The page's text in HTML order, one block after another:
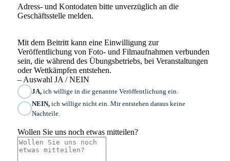
Adress- und Kontodaten bitte unverzüglich an die
Geschäftsstelle melden.
Mit dem Beitritt kann eine Einwilligung zur
Veröffentlichung von Foto- und Filmaufnahmen verbunden
sein, die während des Übungsbetriebs, bei Veranstaltungen
oder Wettkämpfen entstehen.
– Auswahl JA / NEIN
JA,ich willige in die genannte Veröffentlichung ein.
NEIN,ich willige nicht ein. Mir entstehen daraus keine
Nachteile.
Wollen Sie uns noch etwas mitteilen?